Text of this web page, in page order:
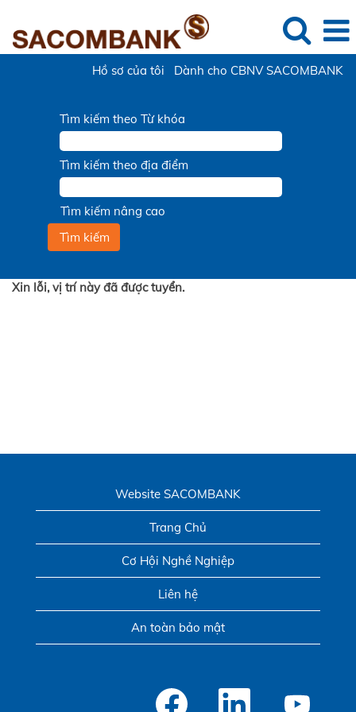
Hồ sơ của tôi Dành cho CBNV SACOMBANK
Tìm kiếm theo Từ khóa
Tìm kiếm theo địa điểm
Tìm kiếm nâng cao
Xin lỗi, vị trí này đã được tuyển.
Website SACOMBANK
Trang Chủ
Cơ Hội Nghề Nghiệp
Liên hệ
An toàn bảo mật
M
ở
M